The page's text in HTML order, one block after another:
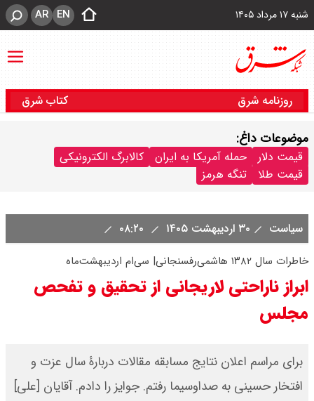
شنبه ۱۷ مرداد ۱۴۰۵ EN
AR
روزنامه شرق کتاب شرق
موضوعات داغ:
قیمت دلار حمله آمریکا به ایران
کالابرگ الکترونیکی
قیمت طلا
تنگه هرمز
سیاست ۳۰ اردیبهشت ۱۴۰۵
خاطرات سال ۱۳۸۲ هاشمی‌رفسنجانی| سی‌ام اردیبهشت‌ماه
ابراز ناراحتی لاریجانی از تحقیق و تفحص
مجلس
برای مراسم اعلان نتایج مسابقه مقالات دربارۀ سال عزت و
افتخار حسینی به صداوسیما رفتم. جوایز را دادم. آقایان [علی]